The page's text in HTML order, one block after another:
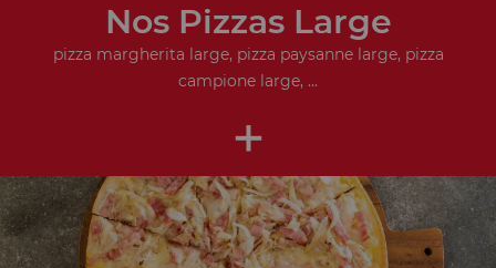
Nos Pizzas Large
pizza margherita large, pizza paysanne large, pizza
campione large, ...
+